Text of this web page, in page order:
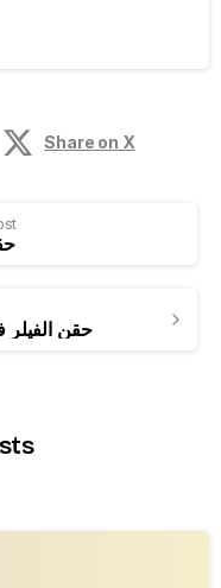
Share on X
حقن الفيلر